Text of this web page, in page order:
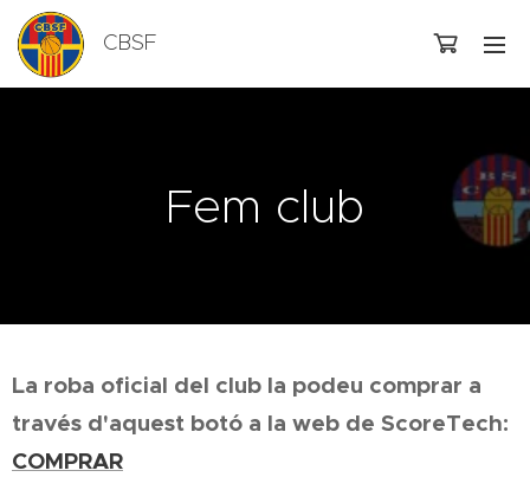
CBSF
Fem club
La roba oficial del club la podeu comprar a
través d'aquest botó a la web de ScoreTech:
COMPRAR